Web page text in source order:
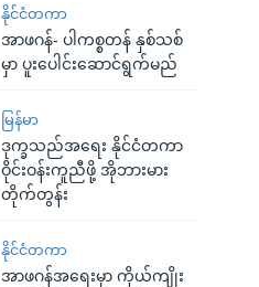
နိုင်ငံတကာ
အာဖဂန်- ပါကစ္စတန် နှစ်သစ်
မှာ ပူးပေါင်းဆောင်ရွက်မည်
မြန်မာ
ဒုက္ခသည်အရေး နိုင်ငံတကာ
ဝိုင်းဝန်းကူညီဖို့ အိုဘားမား
တိုက်တွန်း
နိုင်ငံတကာ
အာဖဂန်အရေးမှာ ကိုယ်ကျိုး